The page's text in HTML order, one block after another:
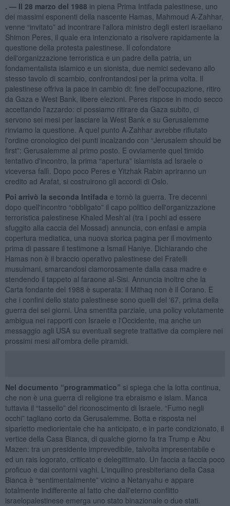
. — Il 28 marzo del 1988 in piena Prima Intifada palestinese, uno
dei massimi esponenti della nascente Hamas, Mahmoud A-Zahhar,
venne “invitato” ad incontrare l'allora ministro degli esteri israeliano
Shimon Peres, il quale era intenzionato a risolvere rapidamente la
questione della protesta palestinese. Il cofondatore
dell'organizzazione terroristica e un padre della patria, un
fondamentalista islamico e un sionista, due nemici sedevano allo
stesso tavolo di scambio, confrontandosi per la prima volta. Il
palestinese offriva la pace in cambio di: fine dell'occupazione, ritiro
da Gaza e West Bank, libere elezioni. Peres rispose in modo secco
accettando l'azzardo: ci possiamo ritirare da Gaza subito, ci
servono sei mesi per lasciare la West Bank e su Gerusalemme
rinviamo la questione. A quel punto A-Zahhar avrebbe rifiutato
l'ordine cronologico dei punti incalzando con “Jerusalem should be
first”: Gerusalemme al primo posto. E ovviamente quel timido
tentativo d'incontro, la prima “apertura” islamista ad Israele o
viceversa fallì. Dopo poco Peres e Yitzhak Rabin apriranno un
credito ad Arafat, si costruirono gli accordi di Oslo.
Poi arrivò la seconda Intifada e tornò la guerra. Tre decenni
dopo quell'incontro “obbligato” il capo politico dell'organizzazione
terroristica palestinese Khaled Mesh'al (tra i pochi ad essere
sfuggito alla caccia del Mossad) annuncia, con enfasi e ampia
copertura mediatica, una nuova storica pagina per il movimento
prima di passare il testimone a Ismail Haniye. Dichiarando che
Hamas non è il braccio operativo palestinese dei Fratelli
musulmani, smarcandosi clamorosamente dalla casa madre e
stendendo il tappeto al faraone al-Sisi. Annuncia inoltre che la
Carta fondante del 1988 è superata: il Mithaq non è il Corano. E
che i confini dello stato palestinese sono quelli del '67, prima della
guerra dei sei giorni. Una smentita parziale, una policy volutamente
ambigua nei rapporti con Israele e l'Occidente, ma anche un
messaggio agli USA su eventuali segrete trattative da compiere nei
prossimi mesi all'ombra delle piramidi.
Nel documento “programmatico” si spiega che la lotta continua,
che non è una guerra di religione tra ebraismo e islam. Manca
tuttavia il “tassello” del riconoscimento di Israele. “Fumo negli
occhi” tagliano corto da Gerusalemme. Botta e risposta nel
siparietto mediorientale che ha anticipato, e in parte condizionato, il
vertice della Casa Bianca, di qualche giorno fa tra Trump e Abu
Mazen: tra un presidente imprevedibile, talvolta impresentabile e
ed un rais logorato, criticato e delegittimato. Un faccia a faccia poco
proficuo e dai contorni vaghi. L'inquilino presbiteriano della Casa
Bianca è “sentimentalmente” vicino a Netanyahu e appare
totalmente indifferente al fatto che dall'eterno conflitto
israelopalestinese emerga uno stato binazionale o due stati.